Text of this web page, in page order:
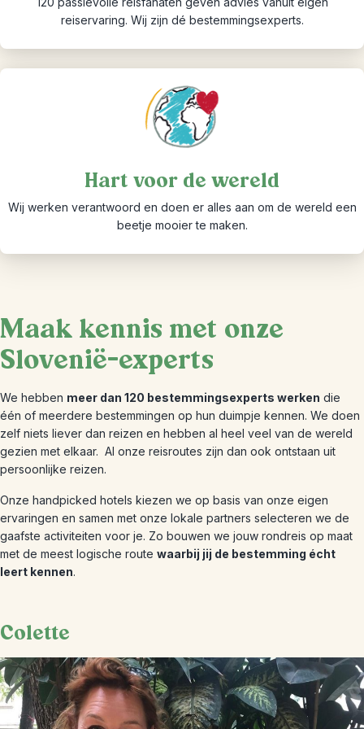
reiservaring. Wij zijn dé bestemmingsexperts.
Hart voor de wereld
Wij werken verantwoord en doen er alles aan om de wereld een
beetje mooier te maken.
Maak kennis met onze
Slovenië-experts
We hebben meer dan 120 bestemmingsexperts werken die
één of meerdere bestemmingen op hun duimpje kennen. We doen
zelf niets liever dan reizen en hebben al heel veel van de wereld
gezien met elkaar. Al onze reisroutes zijn dan ook ontstaan uit
persoonlijke reizen.
Onze handpicked hotels kiezen we op basis van onze eigen
ervaringen en samen met onze lokale partners selecteren we de
gaafste activiteiten voor je. Zo bouwen we jouw rondreis op maat
met de meest logische route waarbij jij de bestemming écht
leert kennen.
Colette